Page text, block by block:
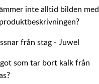
inte alltid bilden med
från stag - Juwel
som tar bort kalk från